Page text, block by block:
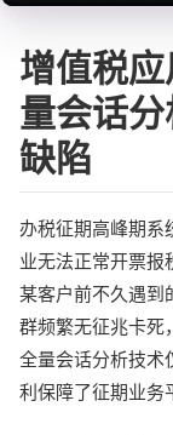
增值税
量会话
缺陷
办税征期高峰期系
业无法正常开票
某客户前不久遇到
群频繁无征兆卡死
全量会话分析技术
利保障了征期业务